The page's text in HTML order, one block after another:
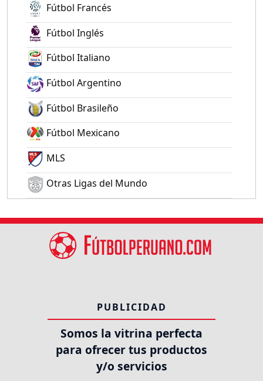
Fútbol Francés
Fútbol Inglés
Fútbol Italiano
Fútbol Argentino
Fútbol Brasileño
Fútbol Mexicano
MLS
Otras Ligas del Mundo
PUBLICIDAD
Somos la vitrina perfecta
para ofrecer tus productos
y/o servicios